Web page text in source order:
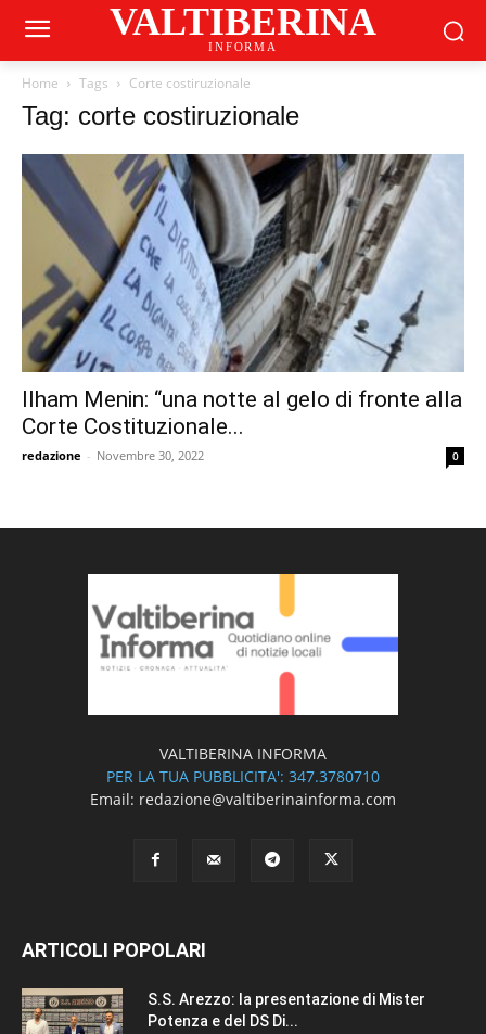
VALTIBERINA
INFORMA
Home Tags Corte costiruzionale
Tag: corte costiruzionale
Ilham Menin: “una notte al gelo di fronte alla
Corte Costituzionale...
redazione - Novembre 30, 2022 0
VALTIBERINA INFORMA
PER LA TUA PUBBLICITA': 347.3780710
Email: redazione@valtiberinainforma.com
ARTICOLI POPOLARI
S.S. Arezzo: la presentazione di Mister
Potenza e del DS Di...